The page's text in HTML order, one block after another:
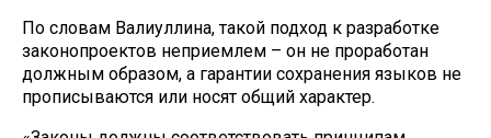
По словам Валиуллина, такой подход к разработке
законопроектов неприемлем – он не проработан
должным образом, а гарантии сохранения языков не
прописываются или носят общий характер.